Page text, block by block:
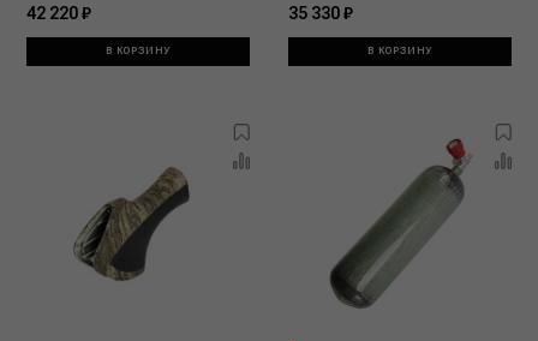
42 220 ₽
В КОРЗИНУ
35 330 ₽
В КОРЗИНУ